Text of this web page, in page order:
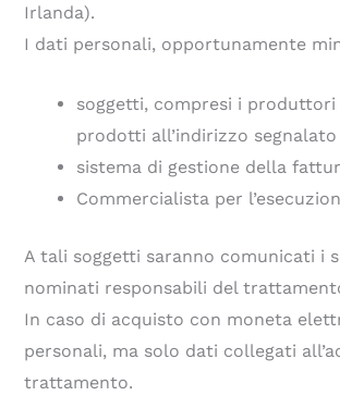
Irlanda).
I dati personali, opportunamente
soggetti, compresi i
prodotti all’indirizzo
sistema di gestione della
Commercialista per
A tali soggetti saranno comunicati i
nominati responsabili del
In caso di acquisto con moneta
personali, ma solo dati collegati
trattamento.